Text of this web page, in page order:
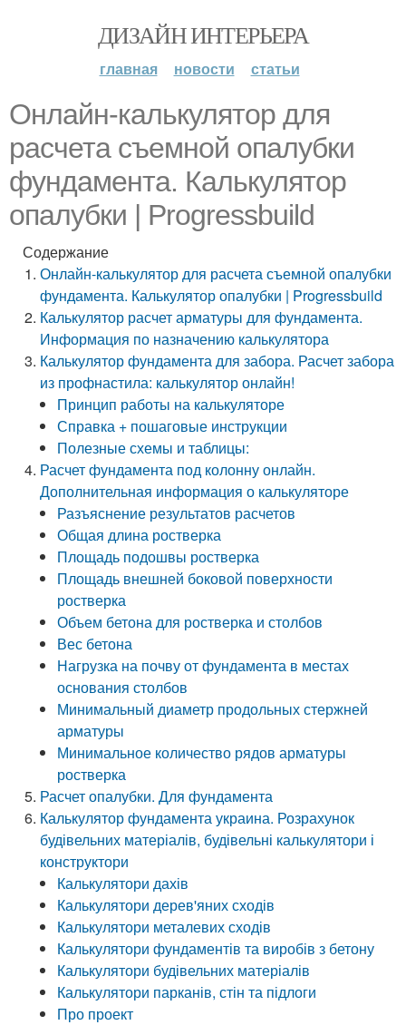
ДИЗАЙН ИНТЕРЬЕРА
главная новости статьи
Онлайн-калькулятор для
расчета съемной опалубки
фундамента. Калькулятор
опалубки | Progressbuild
Содержание
Онлайн-калькулятор для расчета съемной опалубки
фундамента. Калькулятор опалубки | Progressbuild
Калькулятор расчет арматуры для фундамента.
Информация по назначению калькулятора
Калькулятор фундамента для забора. Расчет забора
из профнастила: калькулятор онлайн!
Принцип работы на калькуляторе
Справка + пошаговые инструкции
Полезные схемы и таблицы:
Расчет фундамента под колонну онлайн.
Дополнительная информация о калькуляторе
Разъяснение результатов расчетов
Общая длина ростверка
Площадь подошвы ростверка
Площадь внешней боковой поверхности
ростверка
Объем бетона для ростверка и столбов
Вес бетона
Нагрузка на почву от фундамента в местах
основания столбов
Минимальный диаметр продольных стержней
арматуры
Минимальное количество рядов арматуры
ростверка
Расчет опалубки. Для фундамента
Калькулятор фундамента украина. Розрахунок
будівельних матеріалів, будівельні калькулятори і
конструктори
Калькулятори дахів
Калькулятори дерев'яних сходів
Калькулятори металевих сходів
Калькулятори фундаментів та виробів з бетону
Калькулятори будівельних матеріалів
Калькулятори парканів, стін та підлоги
Про проект